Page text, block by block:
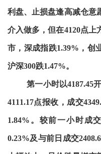
利盘、止损盘逢高减仓意
介入做多，但在4120点上
市，深成指跌1.39%，创
沪深300跌1.47%。
第一小时以4187.45
4111.17点报收，成交
1.84%。较前一小时成
0.23%及与前日成交